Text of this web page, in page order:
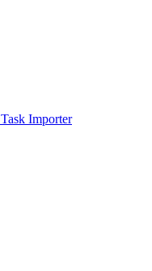
Task Importer